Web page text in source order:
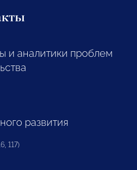
и аналитики проблем
развития
117)